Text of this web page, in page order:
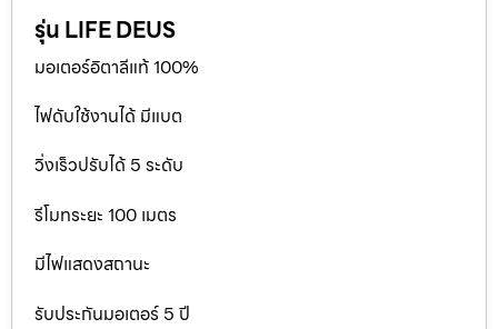
รุ่น LIFE DEUS
มอเตอร์อิตาลีแท้ 100%
ไฟดับใช้งานได้ มีแบต
วิ่งเร็วปรับได้ 5 ระดับ
รีโมทระยะ 100 เมตร
มีไฟแสดงสถานะ
รับประกันมอเตอร์ 5 ปี